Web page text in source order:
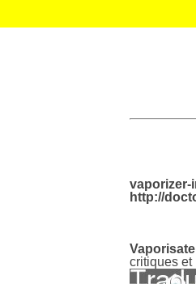
vaporizer-
http://
critiques et